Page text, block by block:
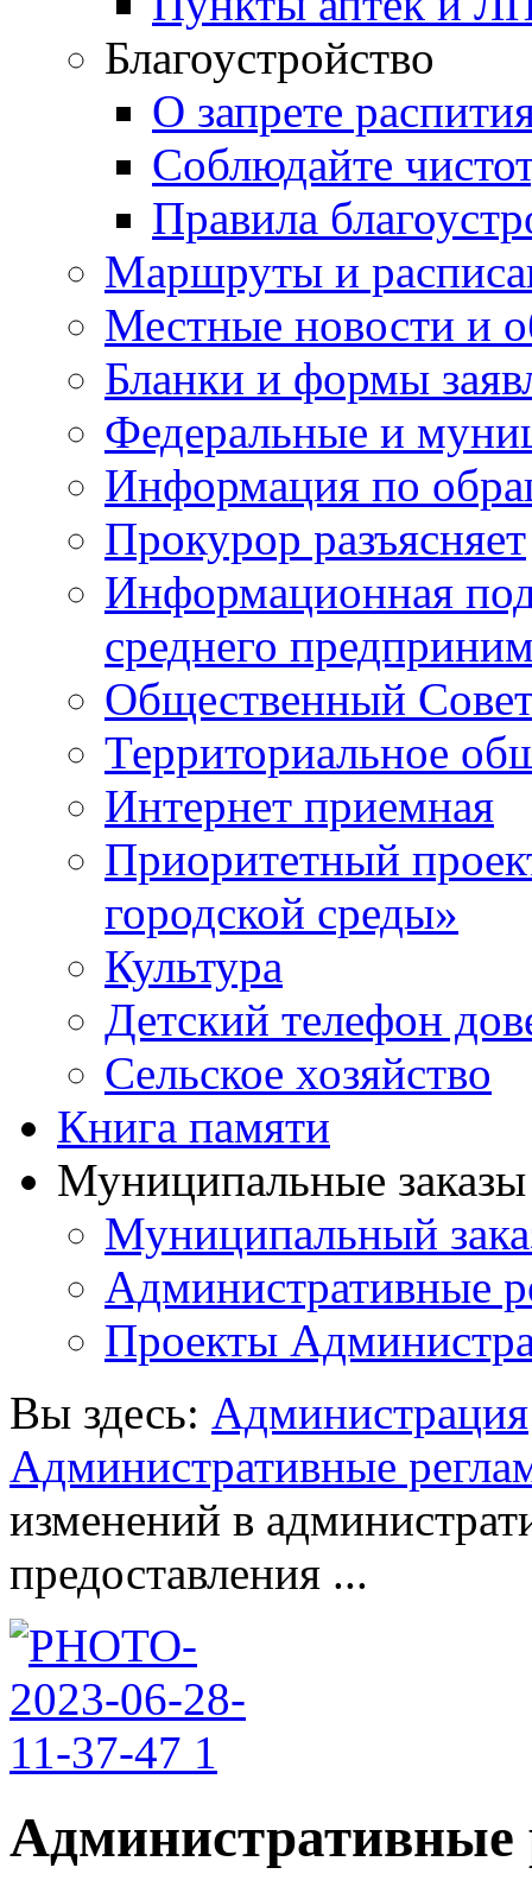
Благоустройство
О запрете
Соблюдайте
Правила
Маршруты и
Местные новости и
Бланки и формы
Федеральные и
Информация по
Прокурор разъясняет
Информационная
среднего
Общественный
Территориальное
Интернет приемная
Приоритетный
городской среды»
Культура
Детский телефон
Сельское хозяйство
Книга памяти
Муниципальные
Муниципальный
Административные
Проекты
Вы здесь: Администрация
Административные
изменений в
предоставления ...
Административные